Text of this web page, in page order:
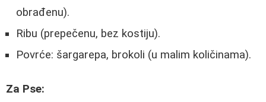
obrađenu).
Ribu (prepečenu, bez kostiju).
Povrće: šargarepa, brokoli (u malim količinama).
Za Pse: